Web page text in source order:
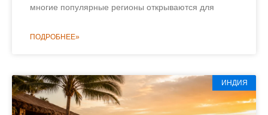
многие популярные регионы открываются для
ПОДРОБНЕЕ»
ИНДИЯ